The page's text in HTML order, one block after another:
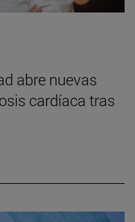
abre nuevas
cardíaca tras